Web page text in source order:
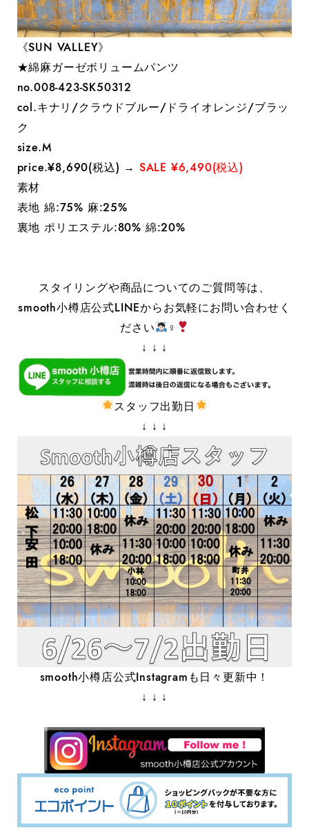
《SUN VALLEY》
★綿麻ガーゼボリュームパンツ
no.008-423-SK50312
col.キナリ/クラウドブルー/ドライオレンジ/ブラッ
ク
size.M
price.¥8,690(税込) → SALE ¥6,490(税込)
素材
表地 綿:75% 麻:25%
裏地 ポリエステル:80% 綿:20%
スタイリングや商品についてのご質問等は、
smooth小樽店公式LINEからお気軽にお問い合わせく
ださい
‍♀️
↓ ↓ ↓
スタッフ出勤日
↓ ↓ ↓
smooth小樽店公式Instagramも日々更新中！
↓ ↓ ↓